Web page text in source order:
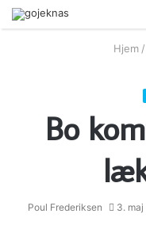
Hjem /
Bo
Poul Frederiksen 3.